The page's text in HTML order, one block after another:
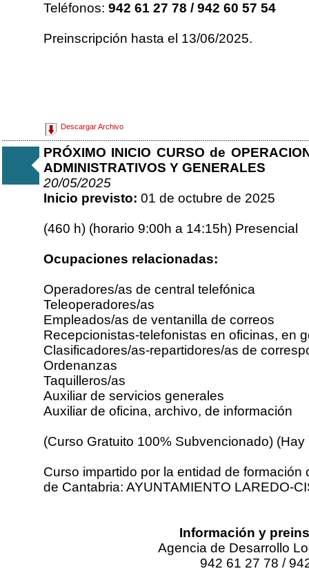
Teléfonos: 942 61 27 78 / 942 60 57 54
Preinscripción hasta el 13/06/2025.
Descargar Archivo
PRÓXIMO INICIO CURSO de
ADMINISTRATIVOS Y GENERALES
20/05/2025
Inicio previsto: 01 de octubre de 2025
(460 h) (horario 9:00h a 14:15h) Presencial
Ocupaciones relacionadas:
Operadores/as de central telefónica
Teleoperadores/as
Empleados/as de ventanilla de correos
Recepcionistas-telefonistas en oficinas, en
Clasificadores/as-repartidores/as de
Ordenanzas
Taquilleros/as
Auxiliar de servicios generales
Auxiliar de oficina, archivo, de información
(Curso Gratuito 100% Subvencionado)
Curso impartido por la entidad de formación
de Cantabria: AYUNTAMIENTO LAREDO-
Información y
Agencia de Desarrollo
942 61 27 78 /